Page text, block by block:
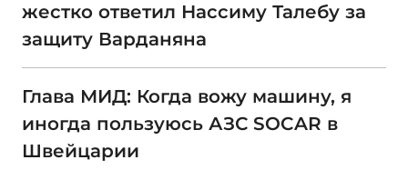
жестко ответил Нассиму Талебу за
защиту Варданяна
Глава МИД: Когда вожу машину, я
иногда пользуюсь АЗС SOCAR в
Швейцарии